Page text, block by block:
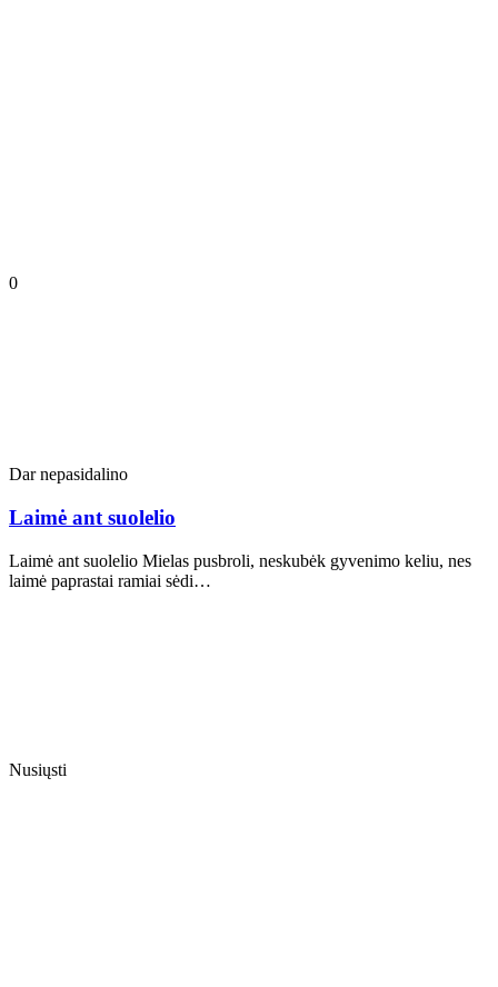
0
Dar nepasidalino
Laimė ant suolelio
Laimė ant suolelio Mielas pusbroli, neskubėk gyvenimo keliu, nes
laimė paprastai ramiai sėdi…
Nusiųsti